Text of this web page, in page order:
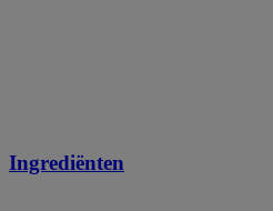
Ingrediënten